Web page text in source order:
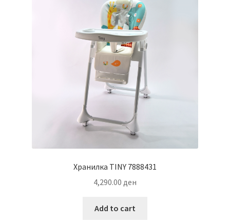
Хранилка TINY 7888431
4,290.00 ден
Add to cart